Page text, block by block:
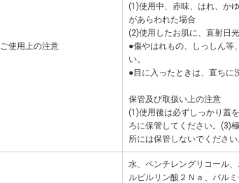
ご使用上の注意
(1)使用中、赤味、はれ、か
があらわれた場合
(2)使用したお肌に、直射日
●傷やはれもの、しっしん等
い。
●目に入ったときは、直ちに
保管及び取扱い上の注意
(1)使用後は必ずしっかり蓋
ろに保管してください。(3)
所には保管しないでください
水、ペンチレングリコール
ルビルリン酸２Ｎａ、パル